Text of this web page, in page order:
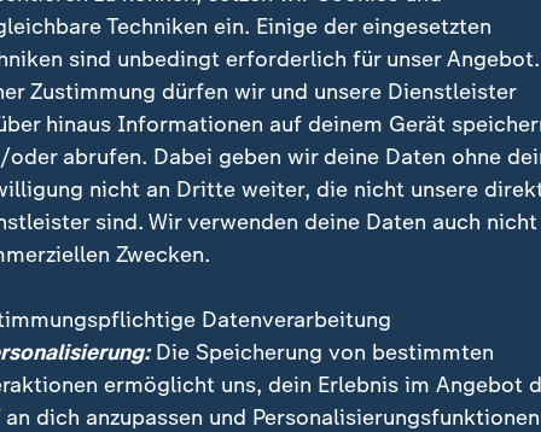
als er älter wurde, wurde er
und sehr sensibel. Im Vergleich
auch viel schneller die Tränen
mit sehr viel Tiefe.
lebte am Zürichsee
bedeutet für John und Jenny Jürgens
zu erinnern. Seit 1977 lebte Udo Jürgens in
Techniken ein. Einige der eingesetzten
sind unbedingt erforderlich für unser
Zustimmung dürfen wir und unsere Dienstleister
hinaus Informationen auf deinem Gerät
oder abrufen. Dabei geben wir deine Daten ohne
nicht an Dritte weiter, die nicht unsere
sind. Wir verwenden deine Daten auch nicht
Zwecken.
Datenverarbeitung
Die Speicherung von bestimmten
ermöglicht uns, dein Erlebnis im Angebot
an dich anzupassen und Personalisierungsfunktionen